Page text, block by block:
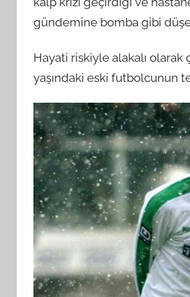
gündemine bomba gibi
Hayati riskiyle alakalı
yaşındaki eski futbolcunun